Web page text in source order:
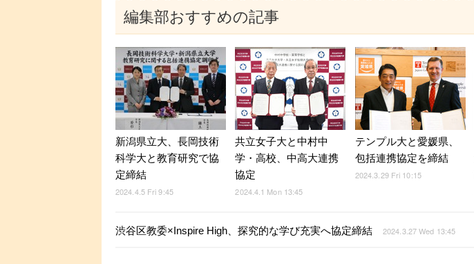
編集部おすすめの記事
新潟県立大、長岡技術
科学大と教育研究で協
定締結
2024.4.5 Fri 9:45
共立女子大と中村中
学・高校、中高大連携
協定
2024.4.1 Mon 13:45
テンプル大と愛媛県、
包括連携協定を締結
2024.3.29 Fri 10:15
渋谷区教委×Inspire High、探究的な学び充実へ協定締結 2024.3.27 Wed 13:45